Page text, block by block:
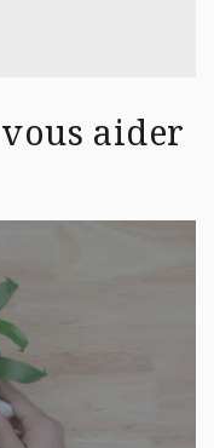
aider